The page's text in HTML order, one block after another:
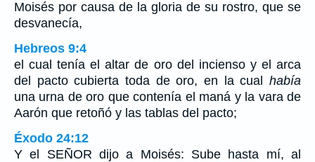
Moisés por causa de la gloria de su rostro, que se
desvanecía,
Hebreos 9:4
el cual tenía el altar de oro del incienso y el arca
del pacto cubierta toda de oro, en la cual había
una urna de oro que contenía el maná y la vara de
Aarón que retoñó y las tablas del pacto;
Éxodo 24:12
Y el SEÑOR dijo a Moisés: Sube hasta mí, al